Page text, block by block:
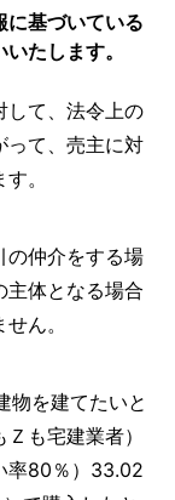
基づいている
たします。
して、法令上の
って、売主に対
。
の仲介をする場
主体となる場合
ん。
物を建てたいと
も宅建業者）
率80％）33.02